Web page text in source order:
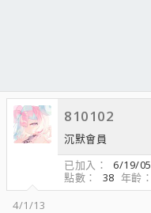
810102
沉默會員
已加入
6/19/05
點數
38 年齡
4/1/13